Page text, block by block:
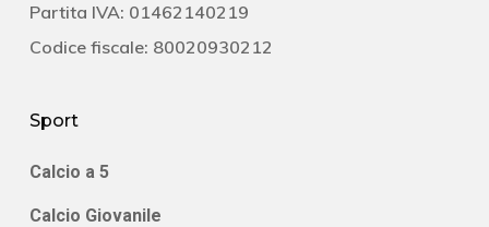
Partita IVA: 01462140219
Codice fiscale: 80020930212
Sport
Calcio a 5
Calcio Giovanile